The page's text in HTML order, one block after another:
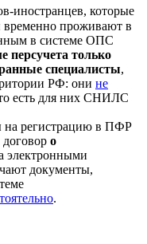
иностранцев, которые
временно проживают в
в системе ОПС
персучета только
специалисты,
РФ: они не
есть для них СНИЛС
на регистрацию в ПФР
о
электронными
документы,
.